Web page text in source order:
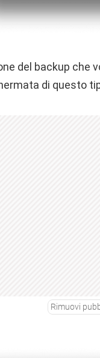
del backup che
di questo
Rimuovi